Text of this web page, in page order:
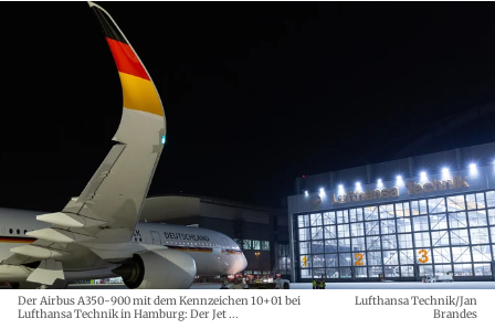
Der Airbus A350-900 mit dem Kennzeichen 10+01 bei
Lufthansa Technik in Hamburg: Der Jet ...
Lufthansa Technik/Jan
Brandes